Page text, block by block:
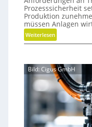
t
u
n
g
l
e
n
f
ü
r
c
h
h
t
Prozesssicherheit
Produktion
müssen Anlagen
Weiterlesen:
H
b
r
i
d
e
G
r
Bild: Cigus GmbH